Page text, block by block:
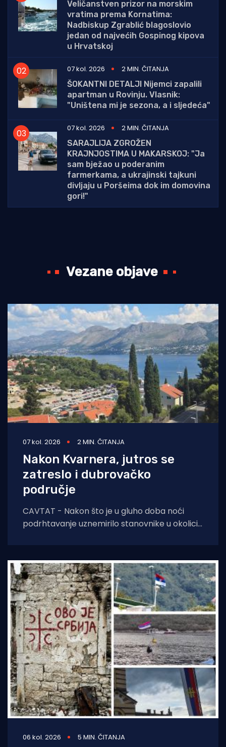
Veličanstven prizor na morskim
vratima prema Kornatima:
Nadbiskup Zgrablić blagoslovio
jedan od najvećih Gospinog kipova
u Hrvatskoj
07 kol. 2026
2 MIN. ČITANJA
ŠOKANTNI DETALJI Nijemci zapalili
apartman u Rovinju. Vlasnik:
"Uništena mi je sezona, a i sljedeća"
07 kol. 2026
2 MIN. ČITANJA
SARAJLIJA ZGROŽEN
KRAJNJOSTIMA U MAKARSKOJ: "Ja
sam bježao u poderanim
farmerkama, a ukrajinski tajkuni
divljaju u Poršeima dok im domovina
gori!"
Vezane objave
07 kol. 2026 2 MIN. ČITANJA
Nakon Kvarnera, jutros se
zatreslo i dubrovačko
područje
CAVTAT - Nakon što je u gluho doba noći
podrhtavanje uznemirilo stanovnike u okolici
06 kol. 2026 5 MIN. ČITANJA